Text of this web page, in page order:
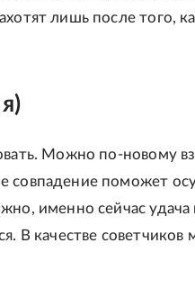
лишь после того,
Можно по-новому
совпадение поможет
именно сейчас удача
В качестве советчиков